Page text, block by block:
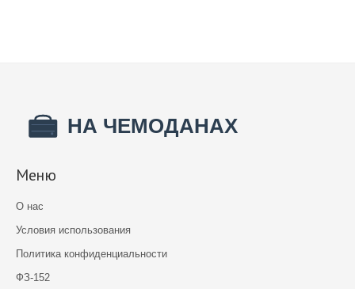
Меню
О нас
Условия использования
Политика конфиденциальности
ФЗ-152